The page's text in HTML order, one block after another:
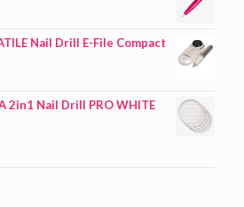
Nail Drill E-File Compact
2in1 Nail Drill PRO WHITE